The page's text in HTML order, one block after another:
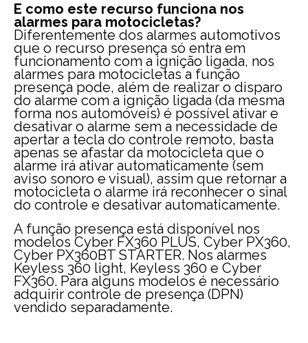
E como este recurso funciona nos
alarmes para motocicletas?
Diferentemente dos alarmes automotivos
que o recurso presença só entra em
funcionamento com a ignição ligada, nos
alarmes para motocicletas a função
presença pode, além de realizar o disparo
do alarme com a ignição ligada (da mesma
forma nos automóveis) é possível ativar e
desativar o alarme sem a necessidade de
apertar a tecla do controle remoto, basta
apenas se afastar da motocicleta que o
alarme irá ativar automaticamente (sem
aviso sonoro e visual), assim que retornar a
motocicleta o alarme irá reconhecer o sinal
do controle e desativar automaticamente.
A função presença está disponível nos
modelos Cyber FX360 PLUS, Cyber PX360,
Cyber PX360BT STARTER. Nos alarmes
Keyless 360 light, Keyless 360 e Cyber
FX360. Para alguns modelos é necessário
adquirir controle de presença (DPN)
vendido separadamente.